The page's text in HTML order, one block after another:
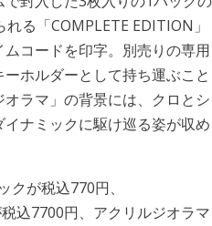
る「COMPLETE EDITION」
コードを印字。別売りの専用
ホルダーとして持ち運ぶこと
ラマ」の背景には、クロとシ
ナミックに駆け巡る姿が収め
が税込770円、
込7700円、アクリルジオラマ